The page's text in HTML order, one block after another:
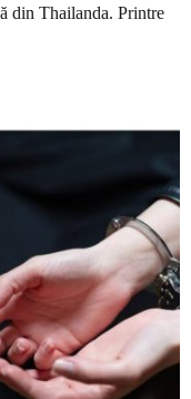
din Thailanda. Printre